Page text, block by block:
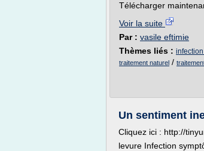
Télécharger
Voir la suite
Par : vasile eftimie
Thèmes liés :
traitement naturel /
Un sentiment
Cliquez ici : http://
levure Infection